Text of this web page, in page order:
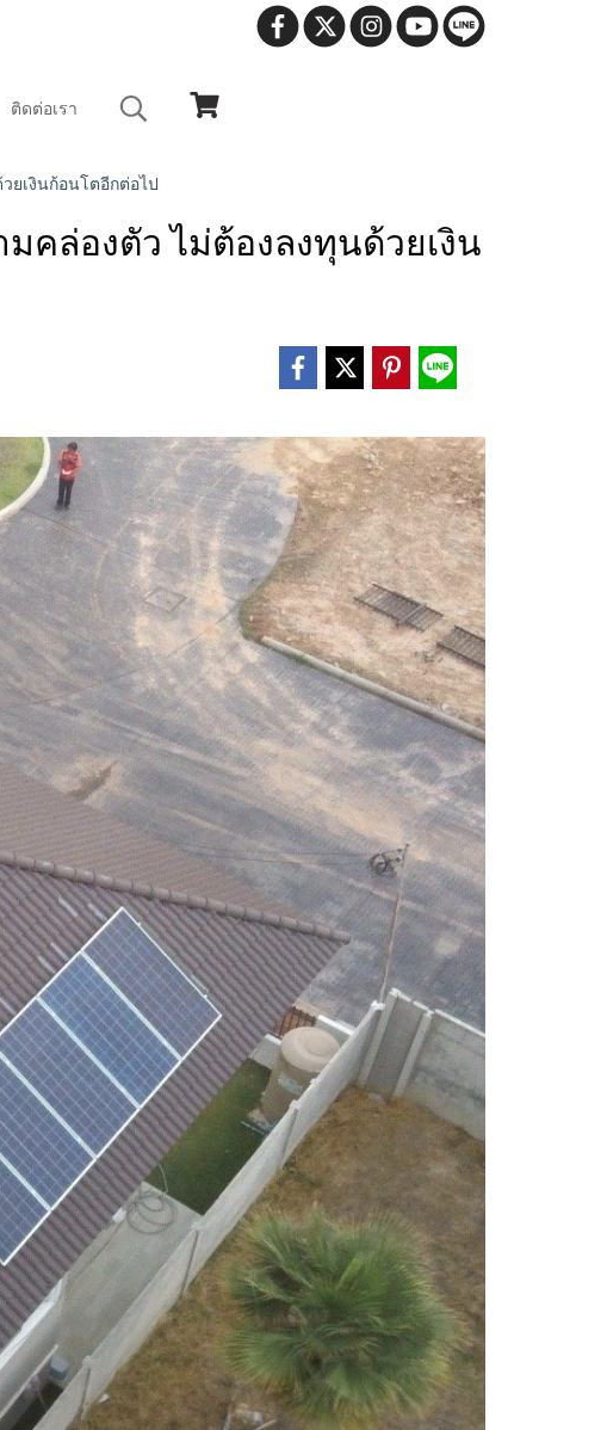
ติดต่อเรา
ยเงินก้อนโตอีกต่อไป
คล่องตัว ไม่ต้องลงทุนด้วยเงิน